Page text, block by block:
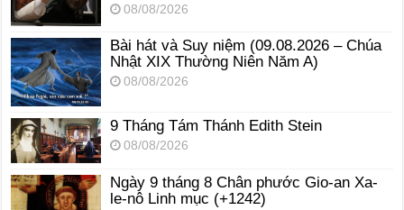
08/08/2026
Bài hát và Suy niệm (09.08.2026 – Chúa
Nhật XIX Thường Niên Năm A)
08/08/2026
9 Tháng Tám Thánh Edith Stein
08/08/2026
Ngày 9 tháng 8 Chân phước Gio-an Xa-
le-nô Linh mục (+1242)